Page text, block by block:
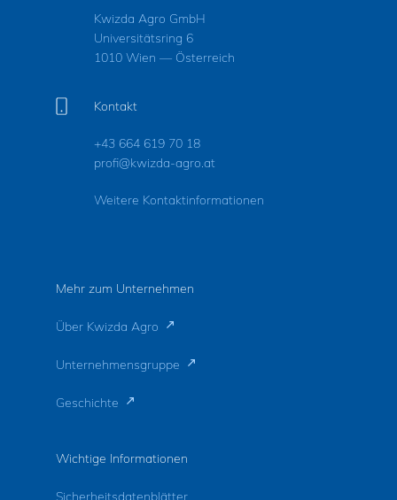
Kwizda Agro GmbH
Universitätsring 6
1010 Wien — Österreich
Kontakt
+43 664 619 70 18
profi@kwizda-agro.at
Weitere Kontaktinformationen
Mehr zum Unternehmen
Über Kwizda Agro
Unternehmensgruppe
Geschichte
Wichtige Informationen
Sicherheitsdatenblätter